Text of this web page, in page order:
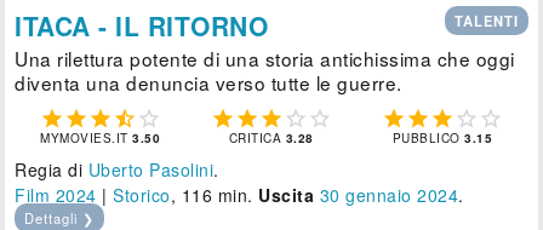
TALENTI
ITACA - IL RITORNO
Una rilettura potente di una storia antichissima che oggi
diventa una denuncia verso tutte le guerre.
    
MYMOVIES.IT3.50
    
CRITICA 3.28
    
PUBBLICO3.15
Regia di Uberto Pasolini.
Film 2024 |Storico, 116 min. Uscita 30 gennaio 2024.
Dettagli ❯